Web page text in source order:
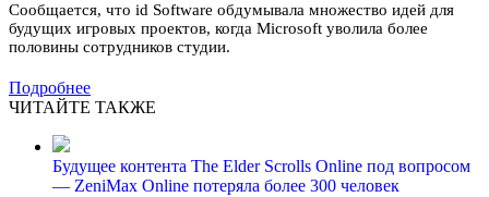
Сообщается, что id Software обдумывала множество идей для
будущих игровых проектов, когда Microsoft уволила более
половины сотрудников студии.
Подробнее
ЧИТАЙТЕ ТАКЖЕ
Будущее контента The Elder Scrolls Online под вопросом
— ZeniMax Online потеряла более 300 человек